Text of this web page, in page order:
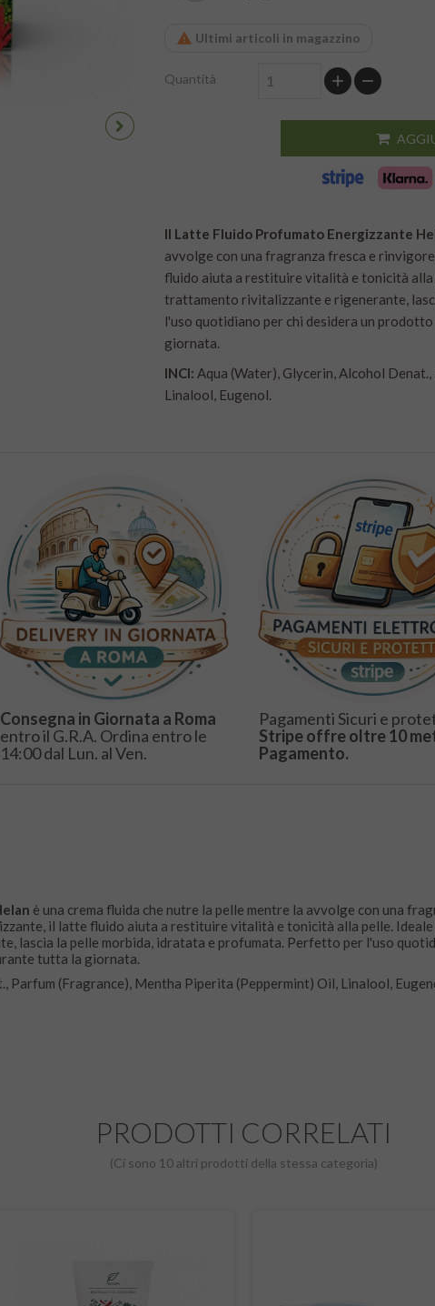
Ultimi articoli in magazzino
Quantità
Il Latte Fluido Profumato Energizzante
avvolge con una fragranza fresca e
fluido aiuta a restituire vitalità e tonicità alla
trattamento rivitalizzante e rigenerante,
l'uso quotidiano per chi desidera un
giornata.
INCI: Aqua (Water), Glycerin, Alcohol
Linalool, Eugenol.
Consegna in Giornata a Roma
entro il G.R.A. Ordina entro le
14:00 dal Lun. al Ven.
Pagamenti Sicuri e
Stripe offre oltre 10
Pagamento.
è una crema fluida che nutre la pelle mentre la avvolge con una
il latte fluido aiuta a restituire vitalità e tonicità alla pelle. Ideale
lascia la pelle morbida, idratata e profumata. Perfetto per l'uso
tutta la giornata.
Parfum (Fragrance), Mentha Piperita (Peppermint) Oil, Linalool,
PRODOTTI CORRELATI
(Ci sono 10 altri prodotti della stessa categoria)